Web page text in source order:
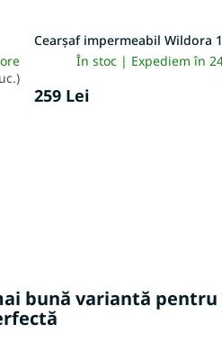
Cearșaf impermeabil Wildora
În stoc | Expediem în
259 Lei
bună variantă